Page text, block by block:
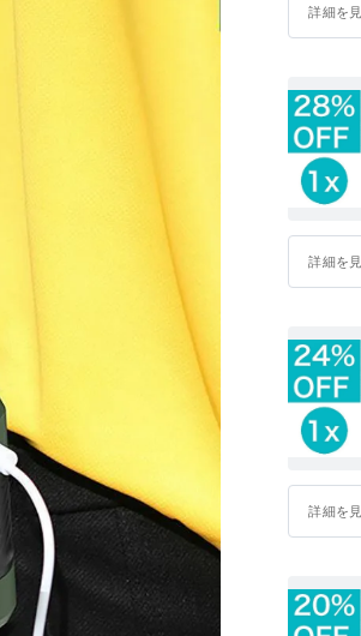
詳細を
詳細を
詳細を